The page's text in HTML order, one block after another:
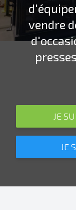
vendre
JE
JE